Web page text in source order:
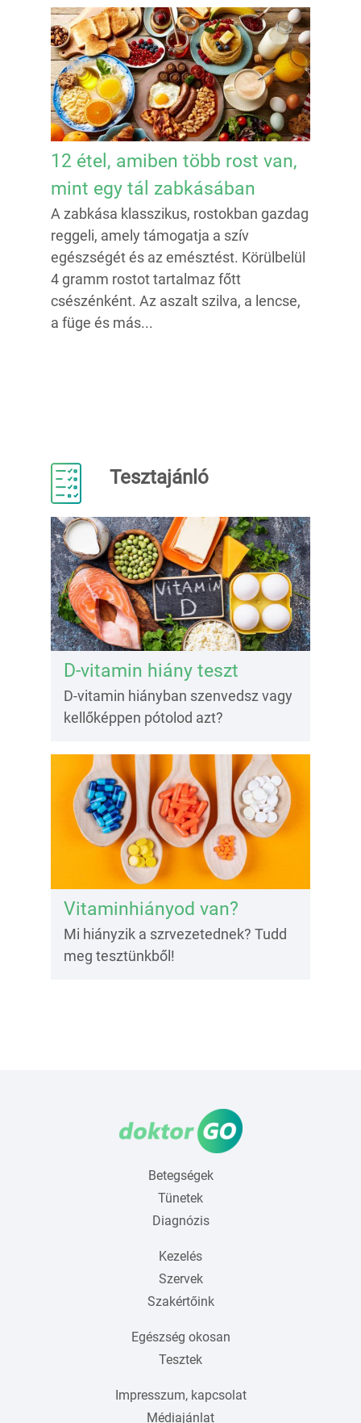
12 étel, amiben több rost van,
mint egy tál zabkásában
A zabkása klasszikus, rostokban gazdag
reggeli, amely támogatja a szív
egészségét és az emésztést. Körülbelül
4 gramm rostot tartalmaz főtt
csészénként. Az aszalt szilva, a lencse,
a füge és más...
Tesztajánló
D-vitamin hiány teszt
D-vitamin hiányban szenvedsz vagy
kellőképpen pótolod azt?
Vitaminhiányod van?
Mi hiányzik a szrvezetednek? Tudd
meg tesztünkből!
Betegségek
Tünetek
Diagnózis
Kezelés
Szervek
Szakértőink
Egészség okosan
Tesztek
Impresszum, kapcsolat
Médiajánlat